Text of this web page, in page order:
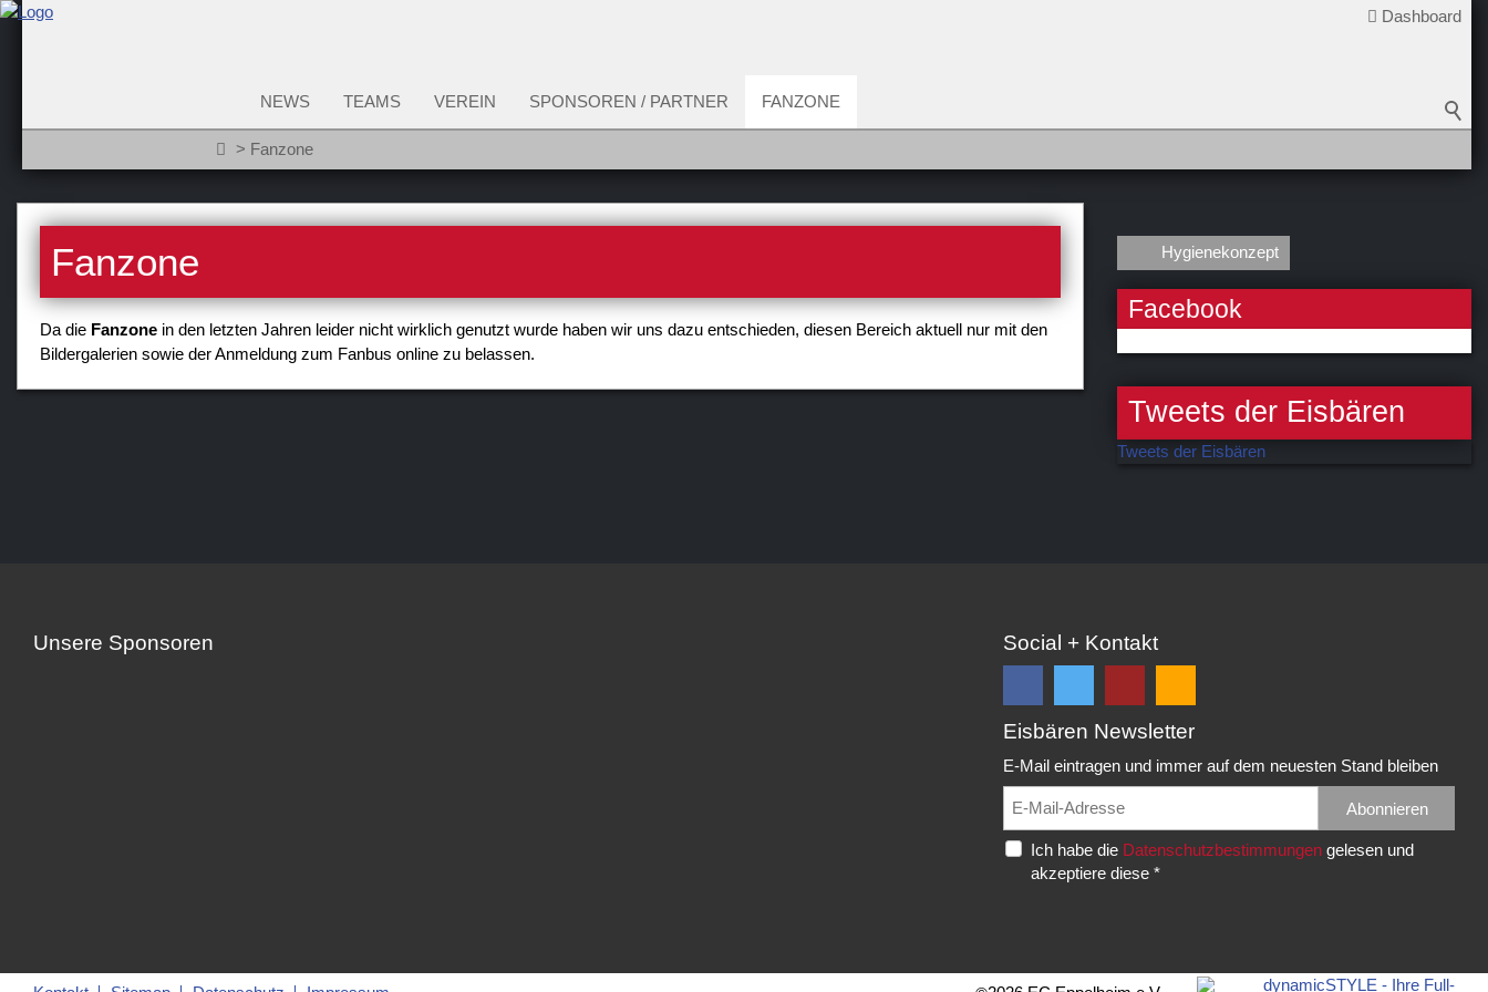
Dashboard
NEWS TEAMS VEREIN SPONSOREN / PARTNER FANZONE
Fanzone
Fanzone
Da die Fanzonein den letzten Jahren leider nicht wirklich genutzt wurde haben wir uns dazu entschieden, diesen Bereich aktuell nur mit den
Bildergalerien sowie der Anmeldung zum Fanbus online zu belassen.
Hygienekonzept
Facebook
Tweets der Eisbären
Tweets der Eisbären
Unsere Sponsoren Social + Kontakt
Folge
auf
Facebook
und
erhalte
die
Folge
auf
Twitter
und
erhalte
die
EC
Eppelheim
Rudolf-
Diesel-
Str.
Falls
unsere
Spielberichte,
etc.
Eisbären Newsletter
E-Mail eintragen und immer auf dem neuesten Stand bleiben
Abonnieren
Ich habe die Datenschutzbestimmungen gelesen und
akzeptiere diese *